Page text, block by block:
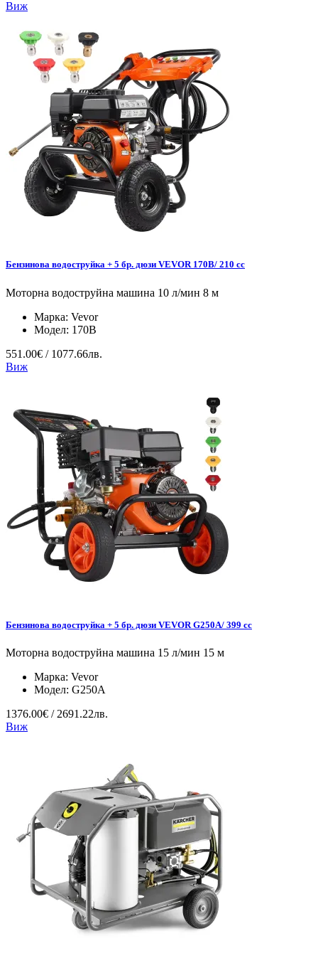
Виж
Бензинова водоструйка + 5 бр. дюзи VEVOR 170B/ 210 cc
Моторна водоструйна машина 10 л/мин 8 м
Марка: Vevor
Модел: 170B
551.00€ / 1077.66лв.
Виж
Бензинова водоструйка + 5 бр. дюзи VEVOR G250A/ 399 cc
Моторна водоструйна машина 15 л/мин 15 м
Марка: Vevor
Модел: G250A
1376.00€ / 2691.22лв.
Виж